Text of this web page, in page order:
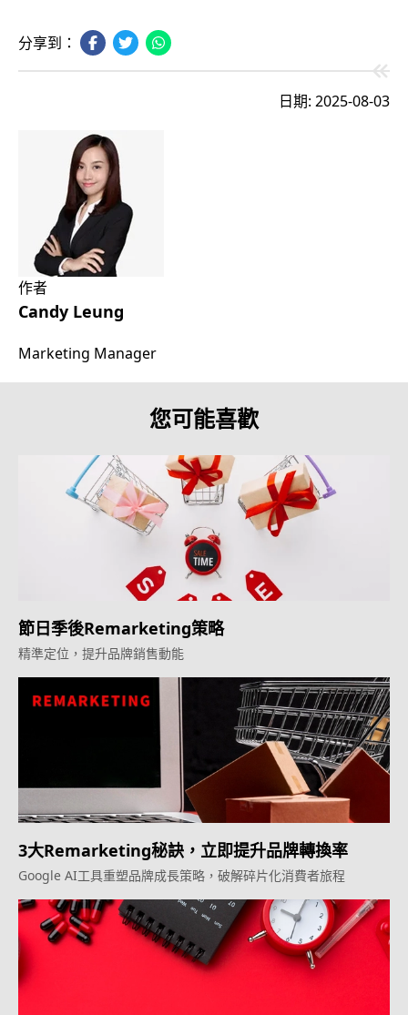
分享到：
日期: 2025-08-03
作者
Candy Leung
Marketing Manager
您可能喜歡
節日季後Remarketing策略
精準定位，提升品牌銷售動能
3大Remarketing秘訣，立即提升品牌轉換率
Google AI工具重塑品牌成長策略，破解碎片化消費者旅程